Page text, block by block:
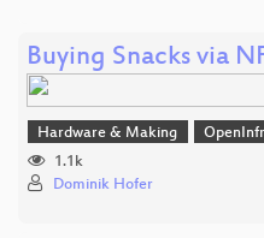
Buying Snacks via
Hardware & Making
1.1k
Dominik Hofer